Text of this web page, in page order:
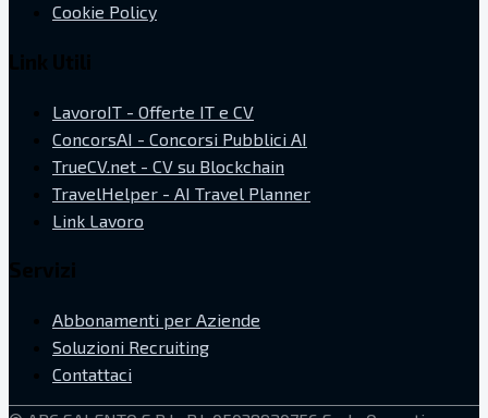
Cookie Policy
LavoroIT - Offerte IT e CV
ConcorsAI - Concorsi Pubblici AI
TrueCV.net - CV su Blockchain
TravelHelper - AI Travel Planner
Link Lavoro
Abbonamenti per Aziende
Soluzioni Recruiting
Contattaci